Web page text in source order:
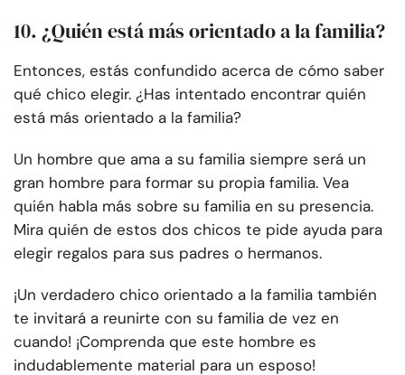
10. ¿Quién está más orientado a la familia?
Entonces, estás confundido acerca de cómo saber
qué chico elegir. ¿Has intentado encontrar quién
está más orientado a la familia?
Un hombre que ama a su familia siempre será un
gran hombre para formar su propia familia. Vea
quién habla más sobre su familia en su presencia.
Mira quién de estos dos chicos te pide ayuda para
elegir regalos para sus padres o hermanos.
¡Un verdadero chico orientado a la familia también
te invitará a reunirte con su familia de vez en
cuando! ¡Comprenda que este hombre es
indudablemente material para un esposo!